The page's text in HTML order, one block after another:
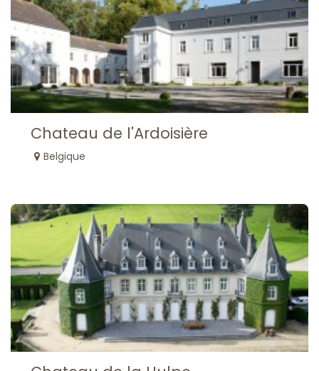
Chateau de l'Ardoisière
Belgique